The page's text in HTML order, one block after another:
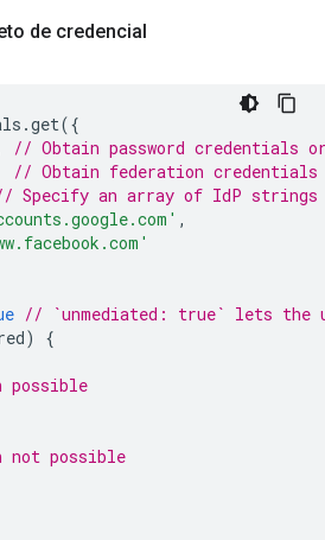
de credencial
.get({
// Obtain password credentials
// Obtain federation
Specify an array of IdP strings
,
// `unmediated: true` lets the
)
{
possible